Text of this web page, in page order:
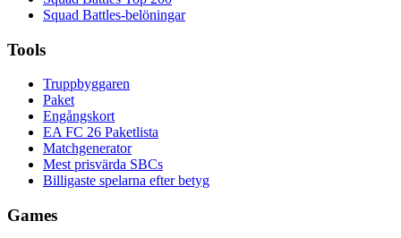
Squad Battles-belöningar
Tools
Truppbyggaren
Paket
Engångskort
EA FC 26 Paketlista
Matchgenerator
Mest prisvärda SBCs
Billigaste spelarna efter betyg
Games